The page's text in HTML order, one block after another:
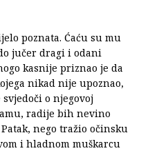
poznata. Ćaću su mu
jučer dragi i odani
kasnije priznao je da
nikad nije upoznao,
o njegovoj
radije bih nevino
nego tražio očinsku
i hladnom muškarcu